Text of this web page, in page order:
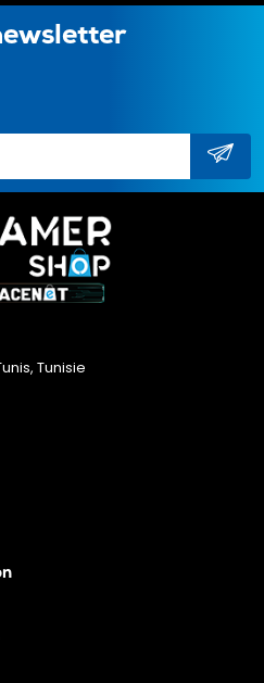
Tunisie